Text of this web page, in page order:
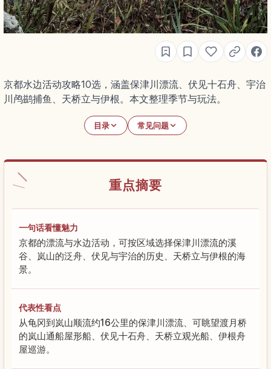
京都水边活动攻略10选，涵盖保津川漂流、伏见十石舟、宇治
川鸬鹚捕鱼、天桥立与伊根。本文整理季节与玩法。
目录 常见问题
重点摘要
一句话看懂魅力
京都的漂流与水边活动，可按区域选择保津川漂流的溪
谷、岚山的泛舟、伏见与宇治的历史、天桥立与伊根的海
景。
代表性看点
从龟冈到岚山顺流约16公里的保津川漂流、可眺望渡月桥
的岚山通船屋形船、伏见十石舟、天桥立观光船、伊根舟
屋巡游。